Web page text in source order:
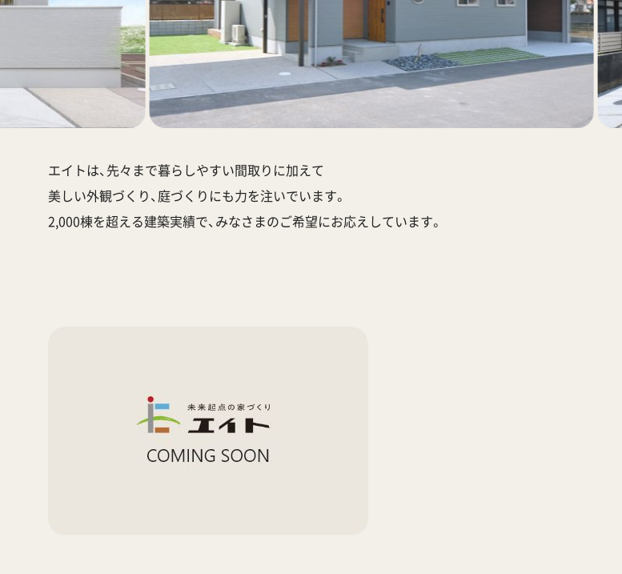
エイトは、先々まで暮らしやすい間取りに加えて
美しい外観づくり、庭づくりにも力を注いでいます。
2,000棟を超える建築実績で、みなさまのご希望にお応えしています。